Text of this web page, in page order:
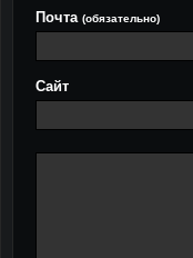
Почта (обязательно)
Сайт